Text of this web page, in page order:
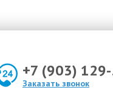
+7 (903)
Заказать звонок